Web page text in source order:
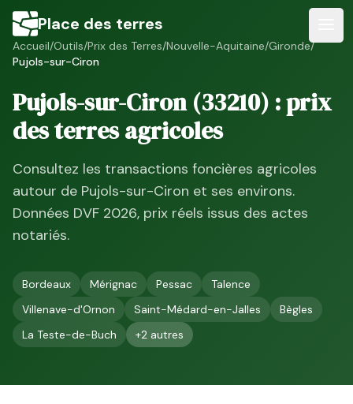
Place des terres
Accueil/Outils/Prix des Terres/Nouvelle-Aquitaine/Gironde/
Pujols-sur-Ciron
Pujols-sur-Ciron(33210) : prix
des terres agricoles
Consultez les transactions foncières agricoles
autour de Pujols-sur-Ciron et ses environs.
Données DVF 2026, prix réels issus des actes
notariés.
Bordeaux Mérignac Pessac
Talence
Villenave-d'Ornon
Saint-Médard-en-Jalles
Bègles
La Teste-de-Buch
+2 autres